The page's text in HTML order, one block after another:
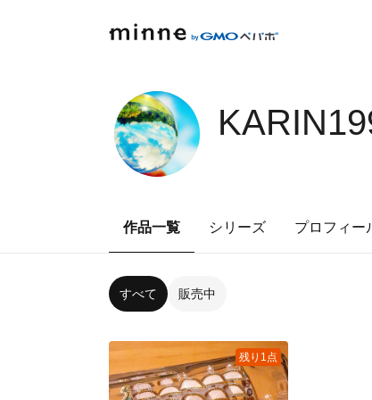
作品一覧 シリーズ プロフィー
すべて 販売中
残り1点